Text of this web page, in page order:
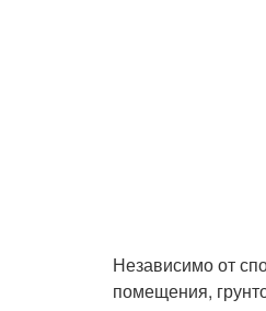
Независимо от
помещения,